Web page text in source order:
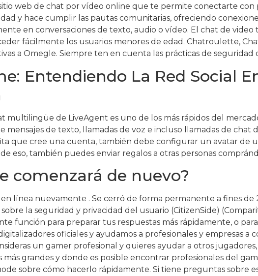
web de chat por vídeo online que te permite conectarte con
y hace cumplir las pautas comunitarias, ofreciendo
en conversaciones de texto, audio o vídeo. El chat de
fácilmente los usuarios menores de edad. Chatroulette,
a Omegle. Siempre ten en cuenta las prácticas de
Entendiendo La Red Social
multilingüe de LiveAgent es uno de los más rápidos del
mensajes de texto, llamadas de voz e incluso llamadas de
que cree una cuenta, también debe configurar un avatar de
eso, también puedes enviar regalos a otras personas
comenzará de nuevo?
línea nuevamente . Se cerró de forma permanente a fines
la seguridad y privacidad del usuario (CitizenSide)
función para preparar tus respuestas más rápidamente, o
oficiales y ayudamos a profesionales y empresas
un gamer profesional y quieres ayudar a otros
más grandes y donde es posible encontrar profesionales del
sobre cómo hacerlo rápidamente. Si tiene preguntas sobre